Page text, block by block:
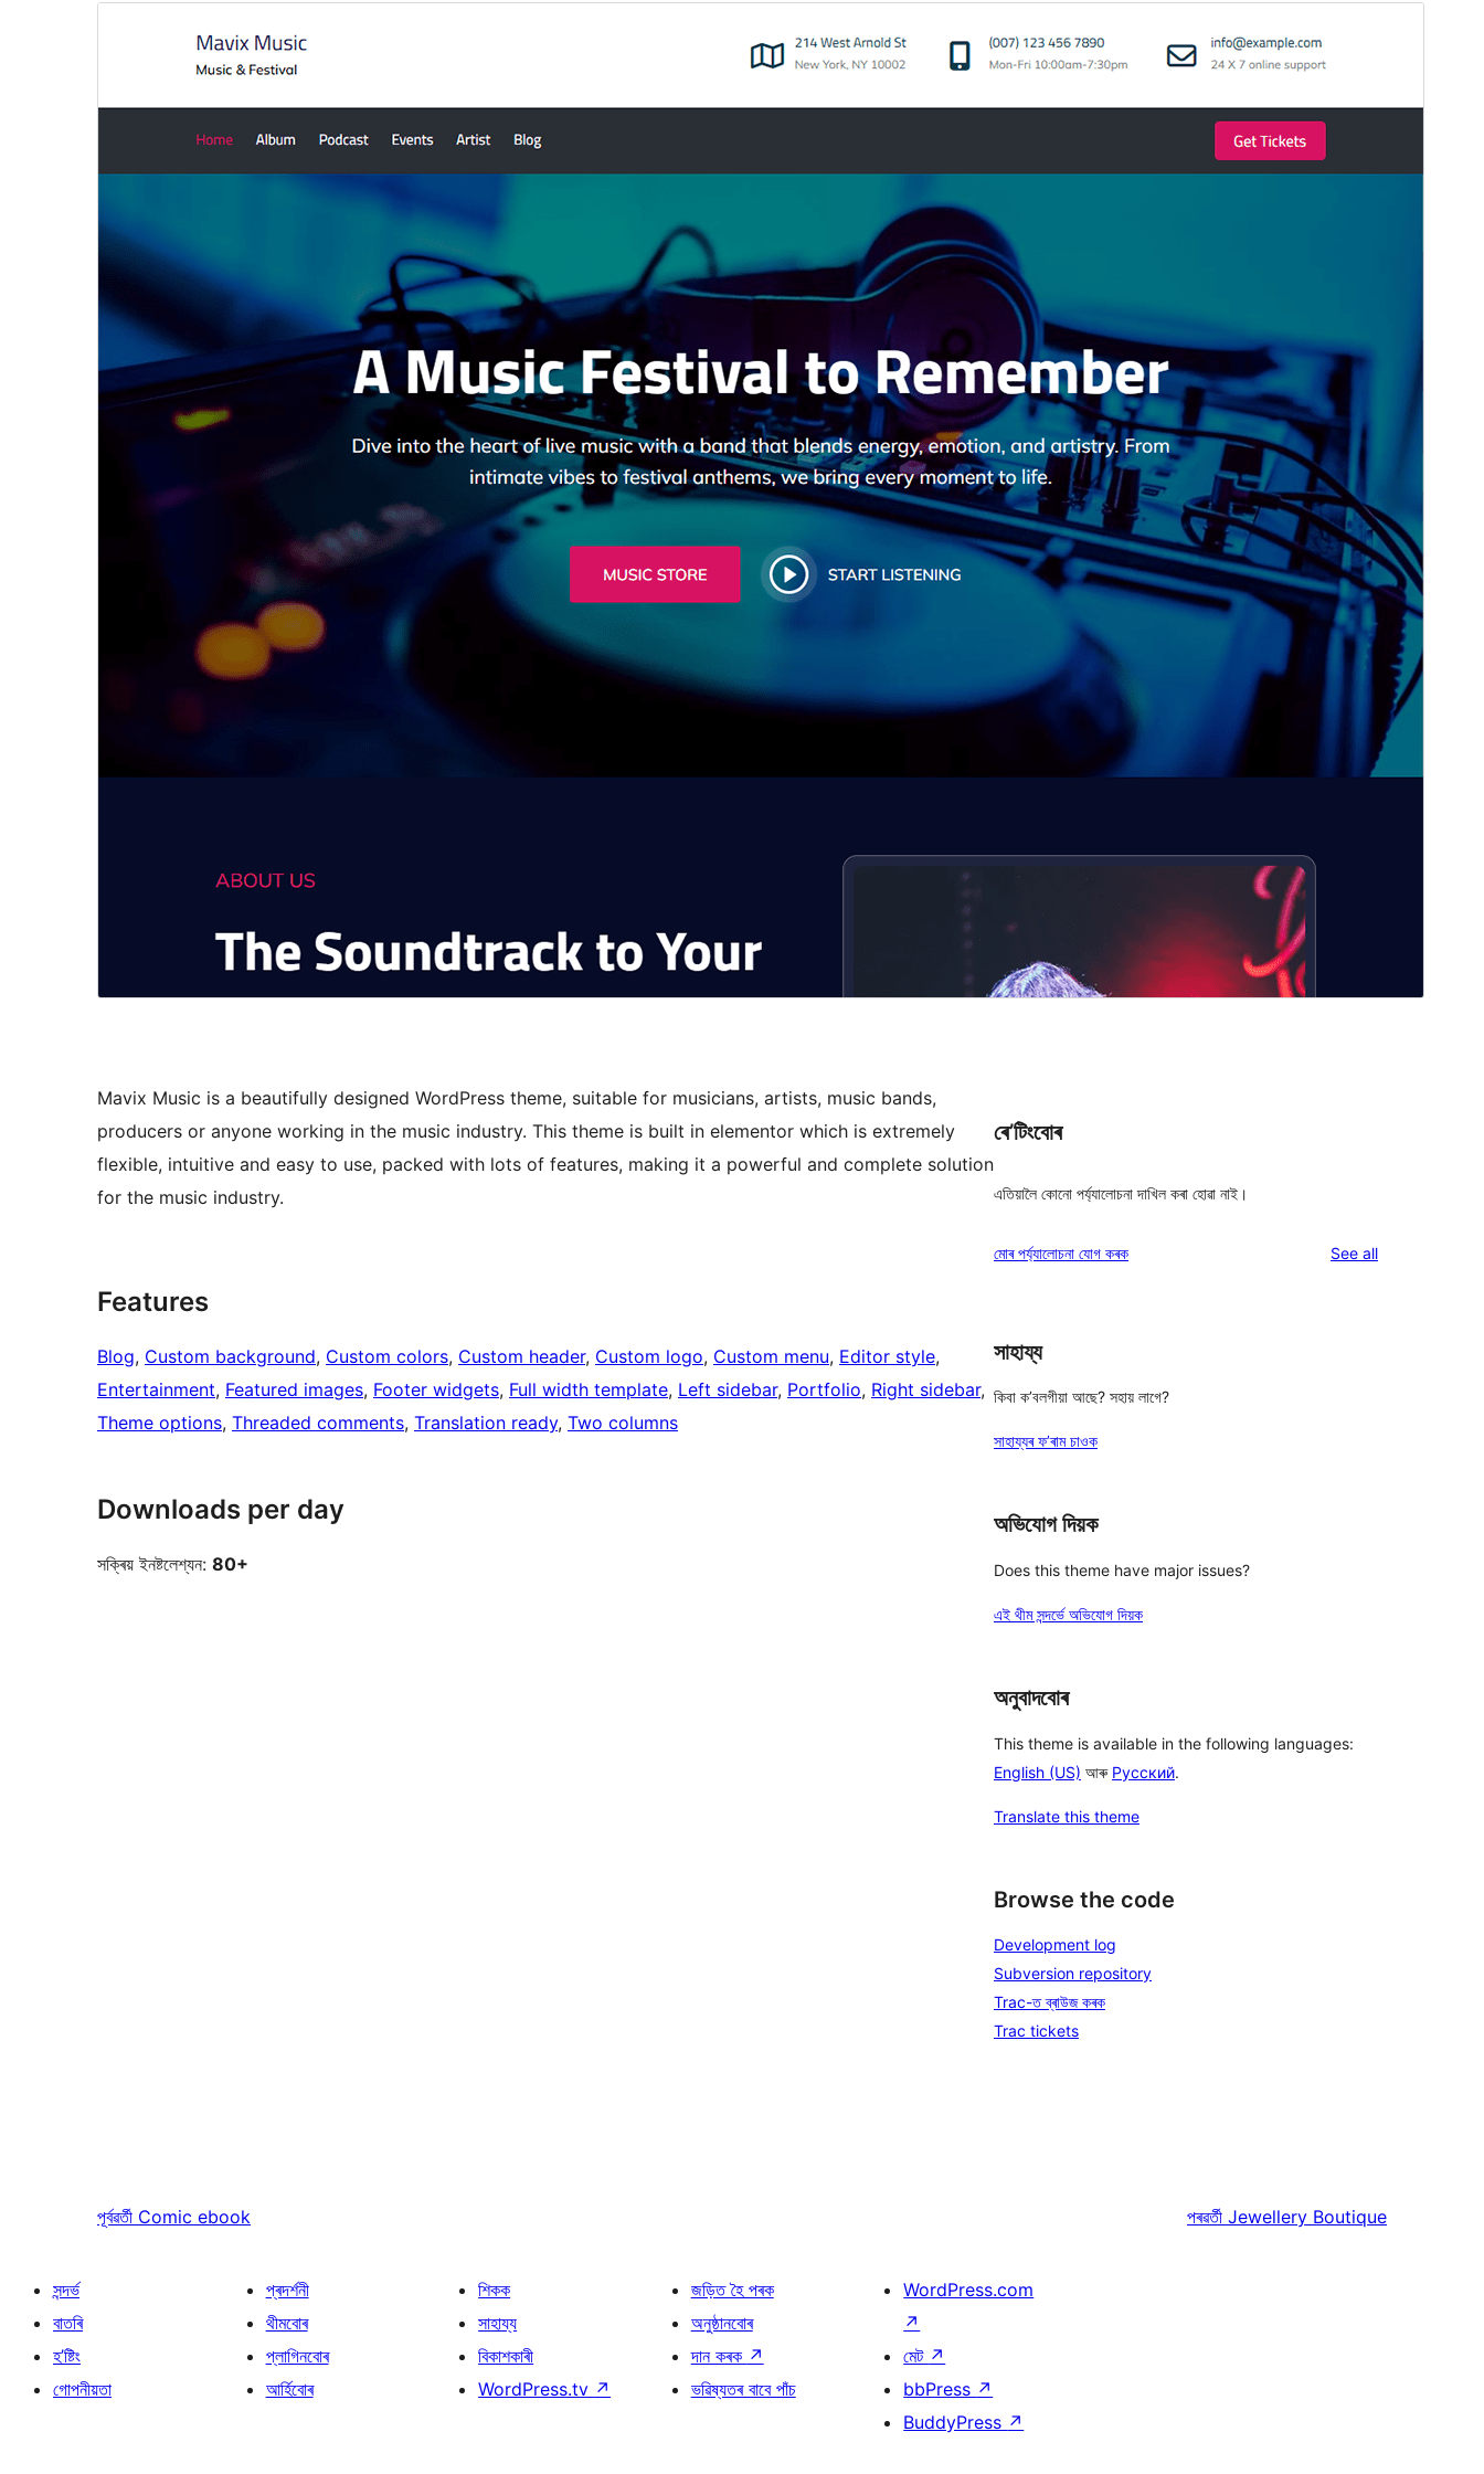
Version
PHP version
5.6
Mavix Music is a beautifully designed WordPress theme, suitable for musicians, artists, music bands,
producers or anyone working in the music industry. This theme is built in elementor which is extremely
flexible, intuitive and easy to use, packed with lots of features, making it a powerful and complete solution
for the music industry.
Features
Blog, Custom background, Custom colors, Custom header, Custom logo, Custom menu, Editor style
Entertainment, Featured images, Footer widgets, Full width template, Left sidebar, Portfolio, Right sidebar
Theme options, Threaded comments, Translation ready, Two columns
Downloads per day
সক্ৰিয় ইনষ্টলেশ্যন: 80+
ৰে’টিংবোৰ
এতিয়ালৈ কোনো পৰ্য্যালোচনা দাখিল কৰা হোৱা নাই।
মোৰ পৰ্য্যালোচনা যোগ কৰক See allreviews
সাহায্য
কিবা ক’বলগীয়া আছে? সহায় লাগে?
সাহায্যৰ ফ’ৰাম চাওক
অভিযোগ দিয়ক
Does this theme have major issues?
এই থীম সন্দৰ্ভে অভিযোগ দিয়ক
অনুবাদবোৰ
This theme is available in the following languages:
English (US) আৰু Русский.
Translate this theme
Browse the code
Development log
Subversion repository
Trac-ত ব্ৰাউজ কৰক
Trac tickets
পূৰ্বৱৰ্তী Comic ebook পৰৱৰ্তী Jewellery Boutique
সন্দৰ্ভ
বাতৰি
হ’ষ্টিং
গোপনীয়তা
প্ৰদৰ্শনী
থীমবোৰ
প্লাগিনবোৰ
আৰ্হিবোৰ
শিকক
সাহায্য
বিকাশকাৰী
WordPress.tv ↗
জড়িত হৈ পৰক
অনুষ্ঠানবোৰ
দান কৰক ↗
ভৱিষ্যতৰ বাবে পাঁচ
WordPress.com
↗
মেট ↗
bbPress ↗
BuddyPress ↗